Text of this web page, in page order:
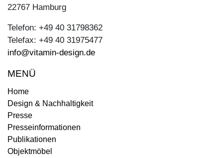
22767 Hamburg
Telefon: +49 40 31798362
Telefax: +49 40 31975477
info@vitamin-design.de
MENÜ
Home
Design & Nachhaltigkeit
Presse
Presseinformationen
Publikationen
Objektmöbel